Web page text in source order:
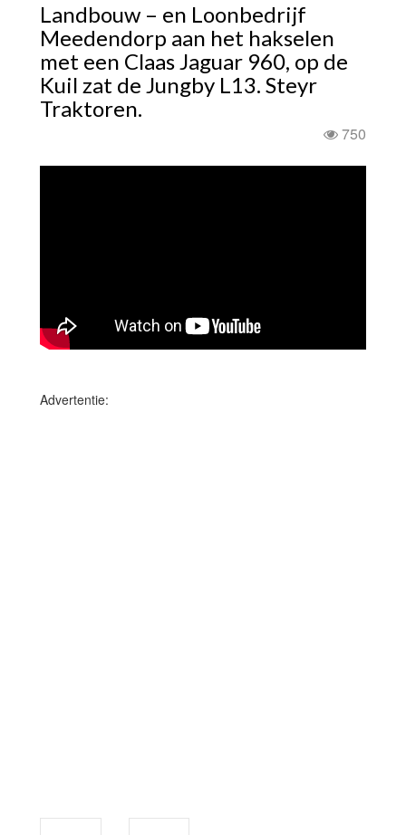
Landbouw – en Loonbedrijf
Meedendorp aan het hakselen
met een Claas Jaguar 960, op de
Kuil zat de Jungby L13. Steyr
Traktoren.
750
Advertentie: